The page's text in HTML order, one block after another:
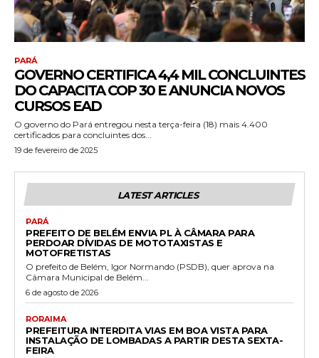
PARÁ
GOVERNO CERTIFICA 4,4 MIL CONCLUINTES
DO CAPACITA COP 30 E ANUNCIA NOVOS
CURSOS EAD
O governo do Pará entregou nesta terça-feira (18) mais 4.400
certificados para concluintes dos...
19 de fevereiro de 2025
LATEST ARTICLES
PARÁ
PREFEITO DE BELÉM ENVIA PL À CÂMARA PARA
PERDOAR DÍVIDAS DE MOTOTAXISTAS E
MOTOFRETISTAS
O prefeito de Belém, Igor Normando (PSDB), quer aprova na
Câmara Municipal de Belém...
6 de agosto de 2026
RORAIMA
PREFEITURA INTERDITA VIAS EM BOA VISTA PARA
INSTALAÇÃO DE LOMBADAS A PARTIR DESTA SEXTA-
FEIRA